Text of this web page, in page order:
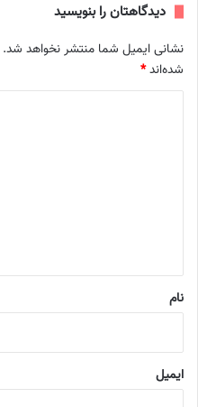
دیدگاهتان را بنویسید
نشانی ایمیل شما منتشر نخواهد شد.
شده‌اند*
نام
ایمیل